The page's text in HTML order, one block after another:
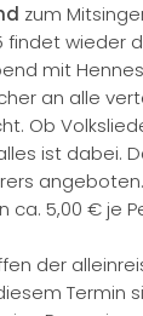
zum
findet wieder
mit
an alle
Ob
ist dabei.
ca. 5,00 € je
der
Termin